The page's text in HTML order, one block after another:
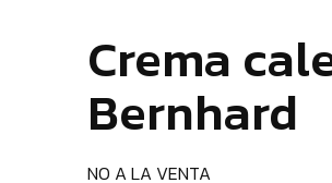
Crema
Bernhard
NO A LA VENTA